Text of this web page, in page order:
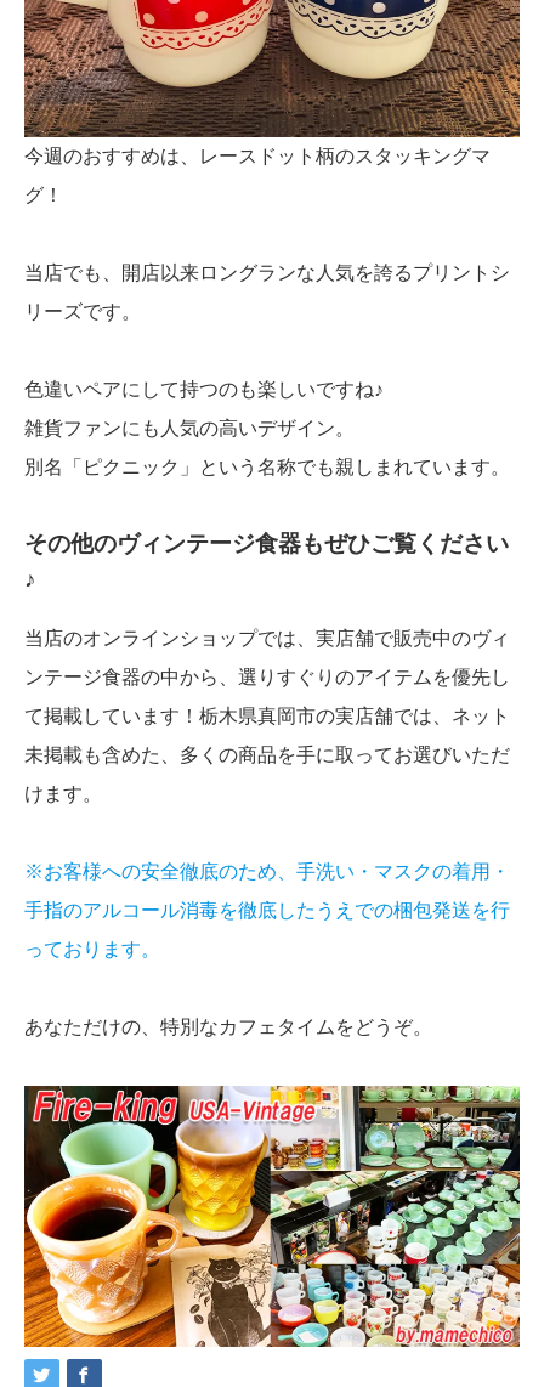
今週のおすすめは、レースドット柄のスタッキングマ
グ！
当店でも、開店以来ロングランな人気を誇るプリントシ
リーズです。
色違いペアにして持つのも楽しいですね♪
雑貨ファンにも人気の高いデザイン。
別名「ピクニック」という名称でも親しまれています。
その他のヴィンテージ食器もぜひご覧ください
♪
当店のオンラインショップでは、実店舗で販売中のヴィ
ンテージ食器の中から、選りすぐりのアイテムを優先し
て掲載しています！栃木県真岡市の実店舗では、ネット
未掲載も含めた、多くの商品を手に取ってお選びいただ
けます。
※お客様への安全徹底のため、手洗い・マスクの着用・
手指のアルコール消毒を徹底したうえでの梱包発送を行
っております。
あなただけの、特別なカフェタイムをどうぞ。